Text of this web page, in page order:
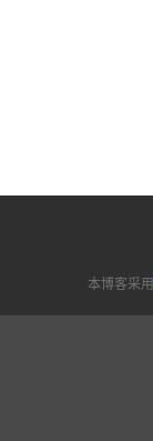
本博客采用